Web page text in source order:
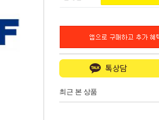
최근 본 상품